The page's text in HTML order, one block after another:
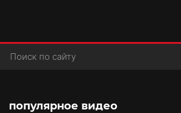
популярное видео